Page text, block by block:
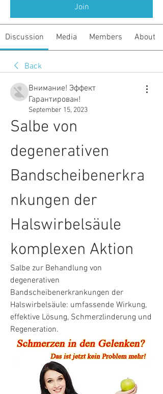
Join
Discussion Media Members About
Back
Внимание! Эффект
Гарантирован!
September 15, 2023
Salbe von
degenerativen
Bandscheibenerkra
nkungen der
Halswirbelsäule
komplexen Aktion
Salbe zur Behandlung von
degenerativen
Bandscheibenerkrankungen der
Halswirbelsäule: umfassende Wirkung,
effektive Lösung, Schmerzlinderung und
Regeneration.